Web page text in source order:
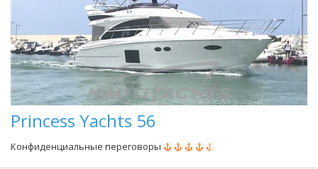
Princess Yachts 56
Конфиденциальные переговоры